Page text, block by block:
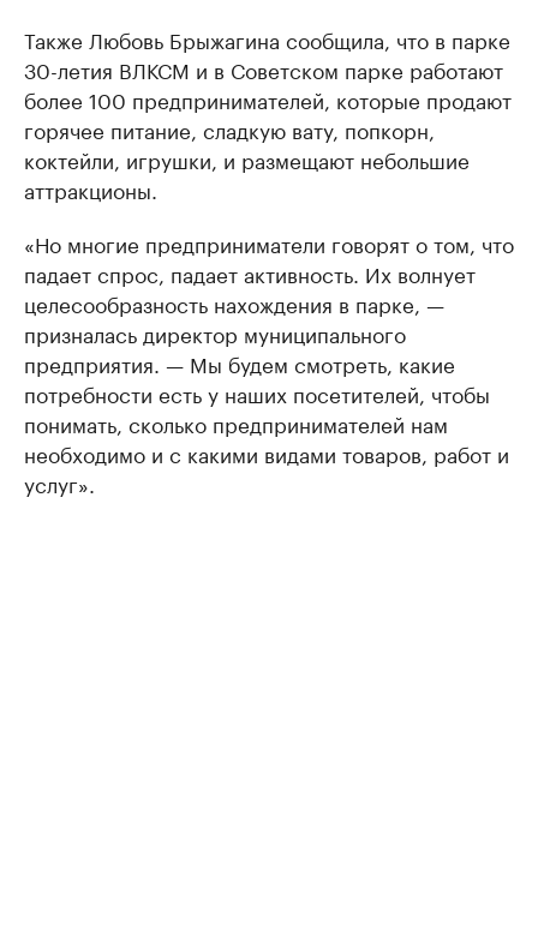
Также Любовь Брыжагина сообщила, что в парке
30-летия ВЛКСМ и в Советском парке работают
более 100 предпринимателей, которые продают
горячее питание, сладкую вату, попкорн,
коктейли, игрушки, и размещают небольшие
аттракционы.
«Но многие предприниматели говорят о том, что
падает спрос, падает активность. Их волнует
целесообразность нахождения в парке, —
призналась директор муниципального
предприятия. — Мы будем смотреть, какие
потребности есть у наших посетителей, чтобы
понимать, сколько предпринимателей нам
необходимо и с какими видами товаров, работ и
услуг».